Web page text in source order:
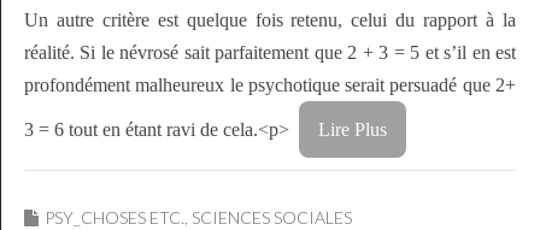
Un autre critère est quelque fois retenu, celui du rapport à la
réalité. Si le névrosé sait parfaitement que 2 + 3 = 5 et s’il en est
profondément malheureux le psychotique serait persuadé que 2+
3 = 6 tout en étant ravi de cela.<p> Lire Plus
PSY_CHOSES ETC. SCIENCES SOCIALES